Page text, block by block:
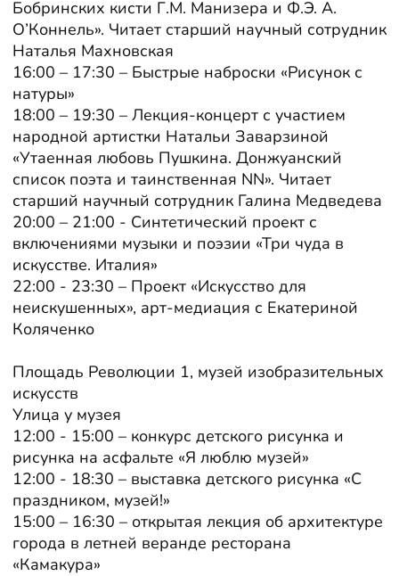
Бобринских кисти Г.М. Манизера и Ф.Э. А.
О’Коннель». Читает старший научный сотрудник
Наталья Махновская
16:00 – 17:30 – Быстрые наброски «Рисунок с
натуры»
18:00 – 19:30 – Лекция-концерт с участием
народной артистки Натальи Заварзиной
«Утаенная любовь Пушкина. Донжуанский
список поэта и таинственная NN». Читает
старший научный сотрудник Галина Медведева
20:00 – 21:00 - Синтетический проект с
включениями музыки и поэзии «Три чуда в
искусстве. Италия»
22:00 - 23:30 – Проект «Искусство для
неискушенных», арт-медиация с Екатериной
Коляченко
Площадь Революции 1, музей изобразительных
искусств
Улица у музея
12:00 - 15:00 – конкурс детского рисунка и
рисунка на асфальте «Я люблю музей»
12:00 - 18:30 – выставка детского рисунка «С
праздником, музей!»
15:00 – 16:30 – открытая лекция об архитектуре
города в летней веранде ресторана
«Камакура»